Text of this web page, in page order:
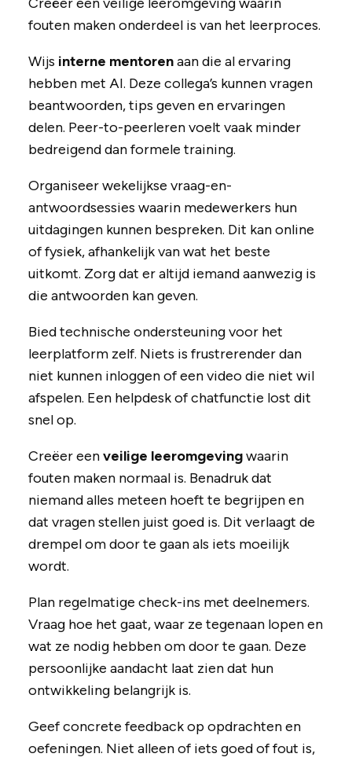
fouten maken onderdeel is van het leerproces.
Wijs interne mentorenaan die al ervaring
hebben met AI. Deze collega’s kunnen vragen
beantwoorden, tips geven en ervaringen
delen. Peer-to-peerleren voelt vaak minder
bedreigend dan formele training.
Organiseer wekelijkse vraag-en-
antwoordsessies waarin medewerkers hun
uitdagingen kunnen bespreken. Dit kan online
of fysiek, afhankelijk van wat het beste
uitkomt. Zorg dat er altijd iemand aanwezig is
die antwoorden kan geven.
Bied technische ondersteuning voor het
leerplatform zelf. Niets is frustrerender dan
niet kunnen inloggen of een video die niet wil
afspelen. Een helpdesk of chatfunctie lost dit
snel op.
Creëer eenveilige leeromgevingwaarin
fouten maken normaal is. Benadruk dat
niemand alles meteen hoeft te begrijpen en
dat vragen stellen juist goed is. Dit verlaagt de
drempel om door te gaan als iets moeilijk
wordt.
Plan regelmatige check-ins met deelnemers.
Vraag hoe het gaat, waar ze tegenaan lopen en
wat ze nodig hebben om door te gaan. Deze
persoonlijke aandacht laat zien dat hun
ontwikkeling belangrijk is.
Geef concrete feedback op opdrachten en
oefeningen. Niet alleen of iets goed of fout is,